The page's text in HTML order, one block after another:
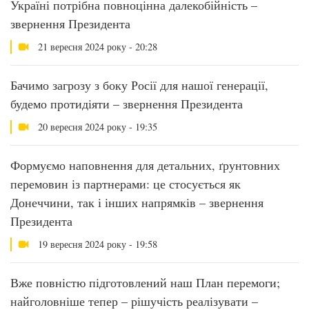
Україні потрібна повноцінна далекобійність –
звернення Президента
21 вересня 2024 року - 20:28
Бачимо загрозу з боку Росії для нашої генерації,
будемо протидіяти – звернення Президента
20 вересня 2024 року - 19:35
Формуємо наповнення для детальних, ґрунтовних
перемовин із партнерами: це стосується як
Донеччини, так і інших напрямків – звернення
Президента
19 вересня 2024 року - 19:58
Вже повністю підготовлений наш План перемоги;
найголовніше тепер – рішучість реалізувати –